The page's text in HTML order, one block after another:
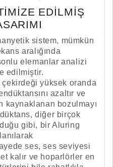
EDILMIŞ
sistem, mümkün
aralığında
elemanlar analizi
edilmiştir.
yüksek oranda
azaltır ve
kaynaklanan bozulmayı
diğer birçok
gibi, bir Aluring
ses, ses seviyesi
kalır ve hoparlörler en